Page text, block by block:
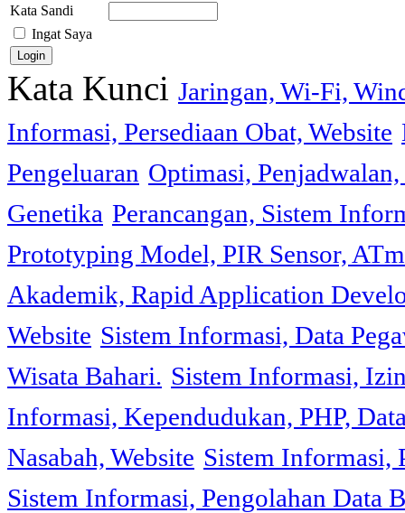
Kata Sandi
Ingat Saya
Kata Kunci Jaringan, Wi-Fi,
Informasi, Persediaan Obat, Website
Pengeluaran Optimasi,
Genetika Perancangan, Sistem
Prototyping Model, PIR Sensor,
Akademik, Rapid Application
Website Sistem Informasi, Data
Wisata Bahari. Sistem Informasi,
Informasi, Kependudukan, PHP,
Nasabah, Website Sistem Informasi,
Sistem Informasi, Pengolahan Data